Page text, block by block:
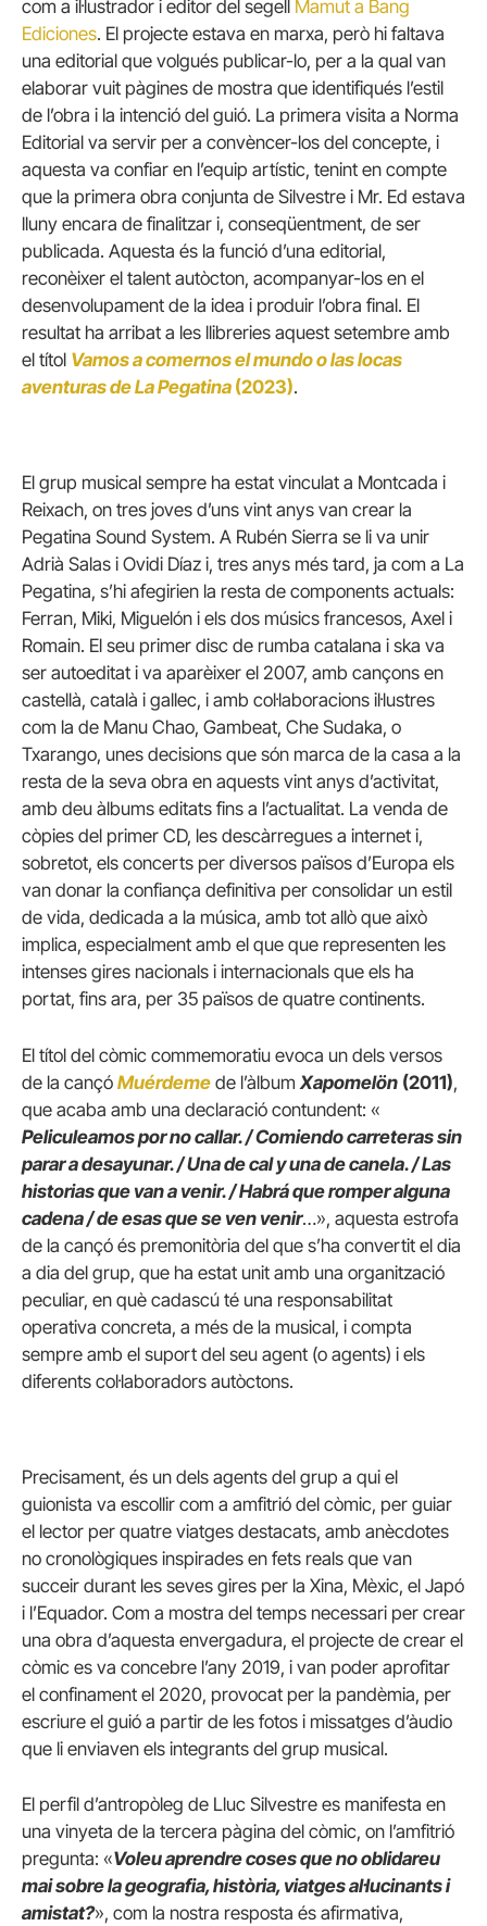
com a il·lustrador i editor del segell Mamut a Bang
Ediciones. El projecte estava en marxa, però hi faltava
una editorial que volgués publicar-lo, per a la qual van
elaborar vuit pàgines de mostra que identifiqués l’estil
de l’obra i la intenció del guió. La primera visita a Norma
Editorial va servir per a convèncer-los del concepte, i
aquesta va confiar en l’equip artístic, tenint en compte
que la primera obra conjunta de Silvestre i Mr. Ed estava
lluny encara de finalitzar i, conseqüentment, de ser
publicada. Aquesta és la funció d’una editorial,
reconèixer el talent autòcton, acompanyar-los en el
desenvolupament de la idea i produir l’obra final. El
resultat ha arribat a les llibreries aquest setembre amb
el títol Vamos a comernos el mundo o las locas
aventuras de La Pegatina (2023).
El grup musical sempre ha estat vinculat a Montcada i
Reixach, on tres joves d’uns vint anys van crear la
Pegatina Sound System. A Rubén Sierra se li va unir
Adrià Salas i Ovidi Díaz i, tres anys més tard, ja com a La
Pegatina, s’hi afegirien la resta de components actuals:
Ferran, Miki, Miguelón i els dos músics francesos, Axel i
Romain. El seu primer disc de rumba catalana i ska va
ser autoeditat i va aparèixer el 2007, amb cançons en
castellà, català i gallec, i amb col·laboracions il·lustres
com la de Manu Chao, Gambeat, Che Sudaka, o
Txarango, unes decisions que són marca de la casa a la
resta de la seva obra en aquests vint anys d’activitat,
amb deu àlbums editats fins a l’actualitat. La venda de
còpies del primer CD, les descàrregues a internet i,
sobretot, els concerts per diversos països d’Europa els
van donar la confiança definitiva per consolidar un estil
de vida, dedicada a la música, amb tot allò que això
implica, especialment amb el que que representen les
intenses gires nacionals i internacionals que els ha
portat, fins ara, per 35 països de quatre continents.
El títol del còmic commemoratiu evoca un dels versos
de la cançó Muérdeme de l’àlbum Xapomelön (2011),
que acaba amb una declaració contundent: «
Peliculeamos por no callar. / Comiendo carreteras sin
parar a desayunar. / Una de cal y una de canela. / Las
historias que van a venir. / Habrá que romper alguna
cadena / de esas que se ven venir…», aquesta estrofa
de la cançó és premonitòria del que s’ha convertit el dia
a dia del grup, que ha estat unit amb una organització
peculiar, en què cadascú té una responsabilitat
operativa concreta, a més de la musical, i compta
sempre amb el suport del seu agent (o agents) i els
diferents col·laboradors autòctons.
Precisament, és un dels agents del grup a qui el
guionista va escollir com a amfitrió del còmic, per guiar
el lector per quatre viatges destacats, amb anècdotes
no cronològiques inspirades en fets reals que van
succeir durant les seves gires per la Xina, Mèxic, el Japó
i l’Equador. Com a mostra del temps necessari per crear
una obra d’aquesta envergadura, el projecte de crear el
còmic es va concebre l’any 2019, i van poder aprofitar
el confinament el 2020, provocat per la pandèmia, per
escriure el guió a partir de les fotos i missatges d’àudio
que li enviaven els integrants del grup musical.
El perfil d’antropòleg de Lluc Silvestre es manifesta en
una vinyeta de la tercera pàgina del còmic, on l’amfitrió
pregunta: «Voleu aprendre coses que no oblidareu
mai sobre la geografia, història, viatges al·lucinants i
amistat?», com la nostra resposta és afirmativa,